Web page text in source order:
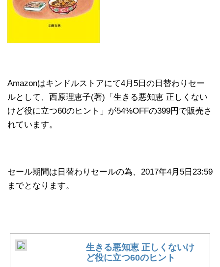
Amazonはキンドルストアにて4月5日の日替わりセー
ルとして、西原理恵子(著)「生きる悪知恵 正しくない
けど役に立つ60のヒント」が54%OFFの399円で販売さ
れています。
セール期間は日替わりセールの為、2017年4月5日23:59
までとなります。
生きる悪知恵 正しくないけ
ど役に立つ60のヒント